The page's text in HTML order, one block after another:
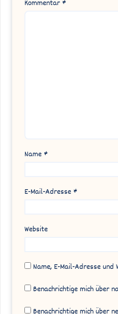
Kommentar *
Name *
E-Mail-Adresse *
Website
Name, E-Mail-Adresse
Benachrichtige mich über